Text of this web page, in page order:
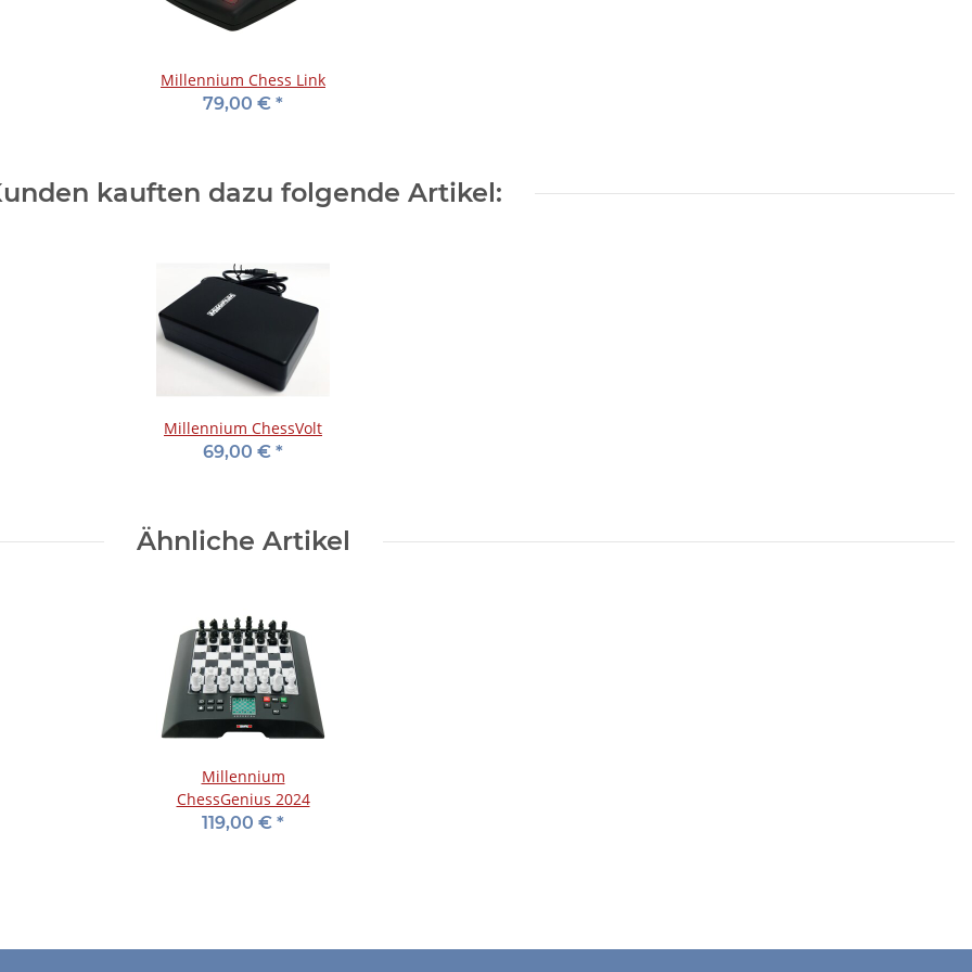
Millennium Chess Link
79,00 € *
kauften dazu folgende Artikel:
Millennium ChessVolt
69,00 € *
Ähnliche Artikel
Millennium
ChessGenius 2024
119,00 € *